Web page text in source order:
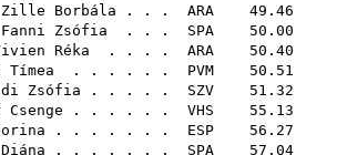
Zille Borbála . . . ARA 49.46
Zsófia . . . SPA 50.00
Réka . . . . ARA 50.40
Tímea . . . . . . PVM 50.51
Zsófia . . . . . SZV 51.32
Csenge . . . . . . VHS 55.13
. . . . . . . ESP 56.27
. . . . . . . SPA 57.04